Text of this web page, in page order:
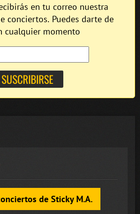
en tu correo nuestra
conciertos. Puedes darte de
cualquier momento
de Sticky M.A.